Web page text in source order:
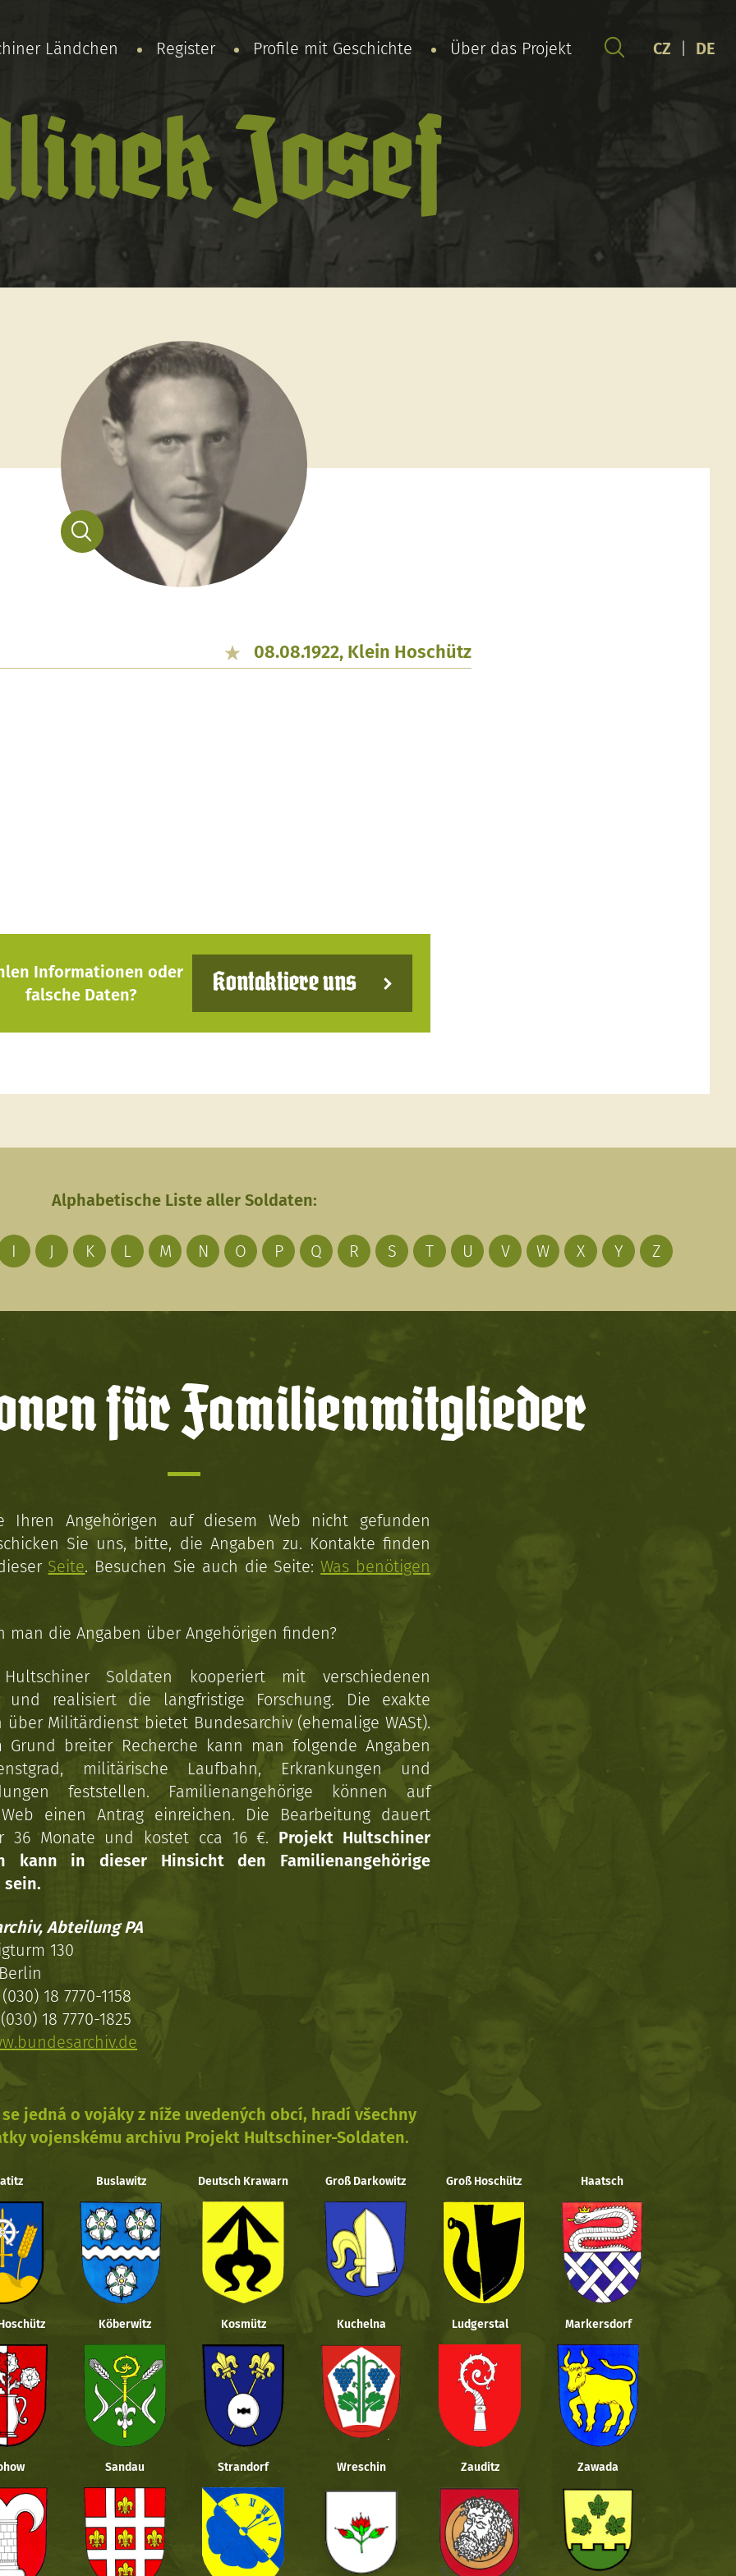
Ländchen Register Profile mit Geschichte Über das Projekt CZ DE
Josef
08.08.1922, Klein Hoschütz
Informationen oder
falsche Daten?
Kontaktiere uns
Alphabetische Liste aller Soldaten:
I J K L M N O P Q R S T U V W X Y Z
für Familienmitglieder
Ihren Angehörigen auf diesem Web nicht gefunden
Sie uns, bitte, die Angaben zu. Kontakte finden
Seite. Besuchen Sie auch die Seite:Was benötigen
man die Angaben über Angehörigen finden?
Soldaten kooperiert mit verschiedenen
und realisiert die langfristige Forschung. Die exakte
über Militärdienst bietet Bundesarchiv (ehemalige WASt).
Grund breiter Recherche kann man folgende Angaben
militärische Laufbahn, Erkrankungen und
feststellen. Familienangehörige können auf
einen Antrag einreichen. Die Bearbeitung dauert
36 Monate und kostet cca 16 €. Projekt Hultschiner
kann in dieser Hinsicht den Familienangehörige
Abteilung PA
130
18 7770-1158
18 7770-1825
jedná o vojáky z níže uvedených obcí, hradí všechny
vojenskému archivu Projekt Hultschiner-Soldaten.
Buslawitz Deutsch Krawarn Groß Darkowitz Groß Hoschütz Haatsch
Köberwitz Kosmütz Kuchelna Ludgerstal Markersdorf
Sandau Strandorf Wreschin Zauditz Zawada